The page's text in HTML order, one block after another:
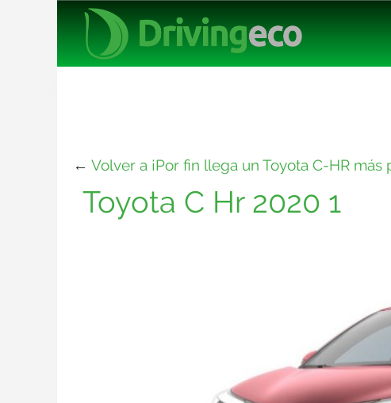
← Volver a ¡Por fin llega un Toyota C-HR más
Toyota C Hr 2020 1